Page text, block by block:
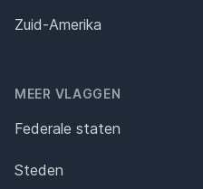
Zuid-Amerika
MEER VLAGGEN
Federale staten
Steden